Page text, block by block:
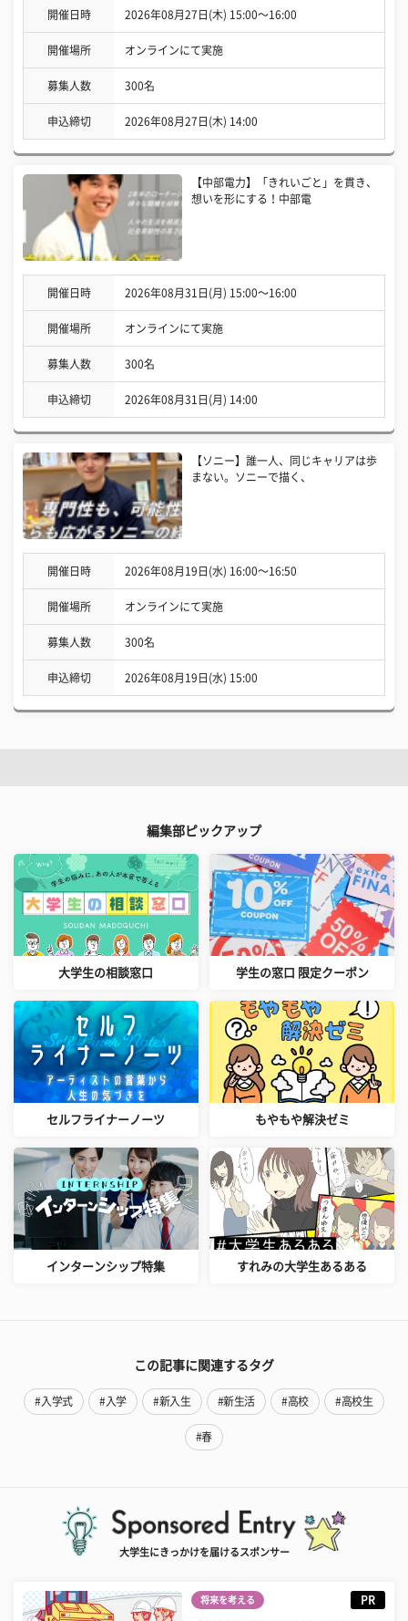
開催日時 2026年08月27日(木) 15:00〜16:00
開催場所 オンラインにて実施
募集人数 300名
申込締切 2026年08月27日(木) 14:00
【中部電力】「きれいごと」を貫き、
想いを形にする！中部電
開催日時 2026年08月31日(月) 15:00〜16:00
開催場所 オンラインにて実施
募集人数 300名
申込締切 2026年08月31日(月) 14:00
【ソニー】誰一人、同じキャリアは歩
まない。ソニーで描く、
開催日時 2026年08月19日(水) 16:00〜16:50
開催場所 オンラインにて実施
募集人数 300名
申込締切 2026年08月19日(水) 15:00
編集部ピックアップ
大学生の相談窓口 学生の窓口 限定クーポン
セルフライナーノーツ もやもや解決ゼミ
インターンシップ特集 すれみの大学生あるある
この記事に関連するタグ
#入学式 #入学 #新入生 #新生活 #高校 #高校生
#春
大学生にきっかけを届けるスポンサー
将来を考える PR